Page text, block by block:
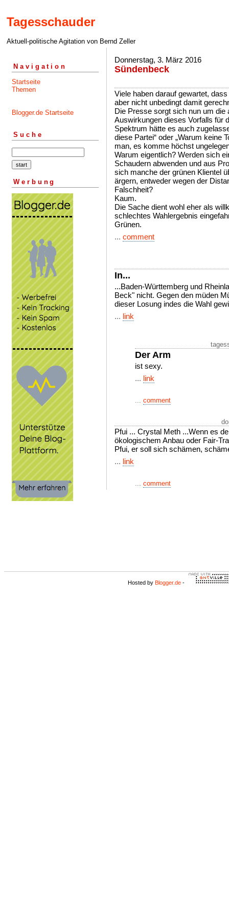
Tagesschauder
Aktuell-politische Agitation von Bernd Zeller
Navigation
Startseite
Themen
Blogger.de Startseite
Suche
Werbung
Donnerstag, 3. März 2016
Sündenbeck
Viele haben darauf gewartet,
aber nicht unbedingt damit
Die Presse sorgt sich nun um die
Auswirkungen dieses Vorfalls für
Spektrum hätte es auch
diese Partei“ oder „Warum keine
man, es komme höchst
Warum eigentlich? Werden sich
Schaudern abwenden und aus
sich manche der grünen Klientel
ärgern, entweder wegen der
Falschheit?
Kaum.
Die Sache dient wohl eher als
schlechtes Wahlergebnis
Grünen.
... comment
In...
...Baden-Württemberg und
Beck" nicht. Gegen den müden
dieser Losung indes die Wahl
... link
Der Arm
ist sexy.
... link
... comment
Pfui ... Crystal Meth ...Wenn es
ökologischem Anbau oder Fair-
Pfui, er soll sich schämen,
... link
... comment
Hosted by Blogger.de -